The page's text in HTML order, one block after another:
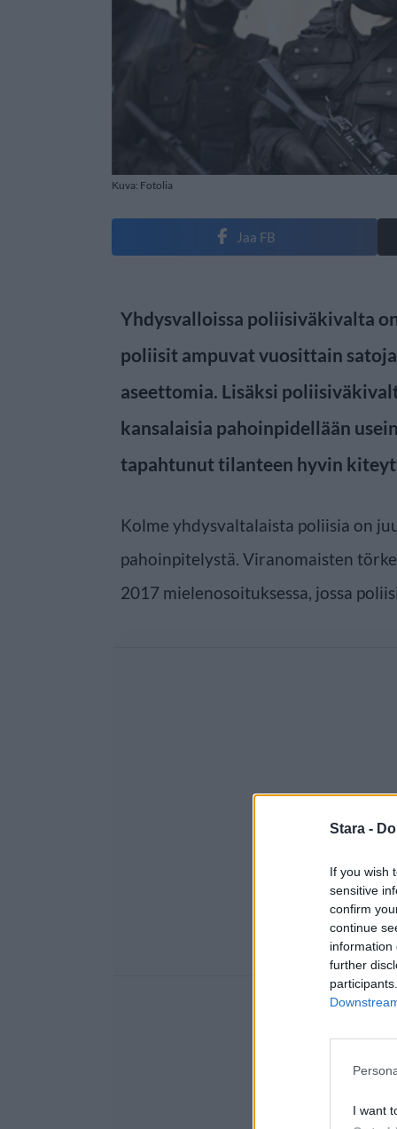
Stara -
If you wish
sensitive
confirm
continue
information
further
I want
Kuva: Fotolia
Jaa FB
Yhdysvalloissa poliisiväkivalta
poliisit ampuvat vuosittain
aseettomia. Lisäksi
kansalaisia pahoinpidellään
tapahtunut tilanteen hyvin
Kolme yhdysvaltalaista poliisia on
pahoinpitelystä. Viranomaisten
2017 mielenosoituksessa, jossa